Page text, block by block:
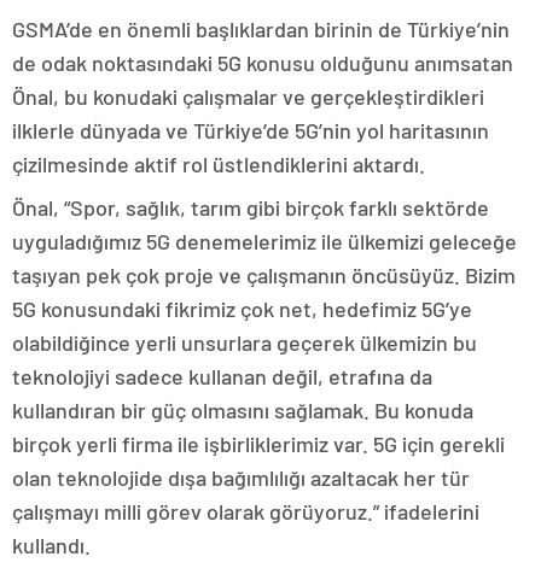
GSMA’de en önemli başlıklardan birinin de Türkiye’nin
de odak noktasındaki 5G konusu olduğunu anımsatan
Önal, bu konudaki çalışmalar ve gerçekleştirdikleri
ilklerle dünyada ve Türkiye’de 5G’nin yol haritasının
çizilmesinde aktif rol üstlendiklerini aktardı.
Önal, “Spor, sağlık, tarım gibi birçok farklı sektörde
uyguladığımız 5G denemelerimiz ile ülkemizi geleceğe
taşıyan pek çok proje ve çalışmanın öncüsüyüz. Bizim
5G konusundaki fikrimiz çok net, hedefimiz 5G’ye
olabildiğince yerli unsurlara geçerek ülkemizin bu
teknolojiyi sadece kullanan değil, etrafına da
kullandıran bir güç olmasını sağlamak. Bu konuda
birçok yerli firma ile işbirliklerimiz var. 5G için gerekli
olan teknolojide dışa bağımlılığı azaltacak her tür
çalışmayı milli görev olarak görüyoruz.” ifadelerini
kullandı.